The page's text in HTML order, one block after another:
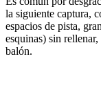
la siguiente captura,
espacios de pista,
esquinas) sin
balón.